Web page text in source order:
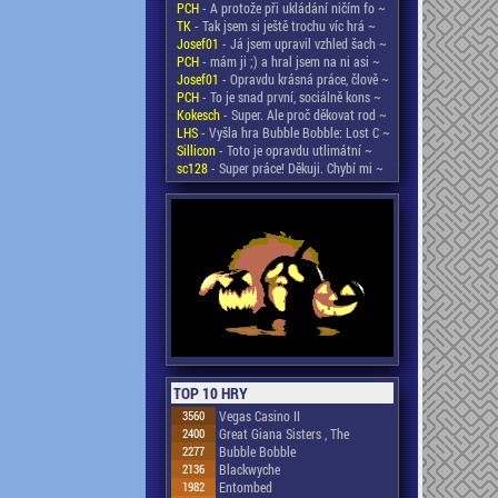
PCH- A protože při ukládání ničím fo ~
TK- Tak jsem si ještě trochu víc hrá ~
Josef01 - Já jsem upravil vzhled šach ~
PCH- mám ji ;) a hral jsem na ni asi ~
Josef01 - Opravdu krásná práce, člově ~
PCH- To je snad první, sociálně kons ~
Kokesch- Super. Ale proč děkovat rod ~
LHS- Vyšla hra Bubble Bobble: Lost C ~
Sillicon- Toto je opravdu utlimátní ~
sc128- Super práce! Děkuji. Chybí mi ~
TOP 10 HRY
3560 Vegas Casino II
2400 Great Giana Sisters , The
2277 Bubble Bobble
2136 Blackwyche
1982 Entombed